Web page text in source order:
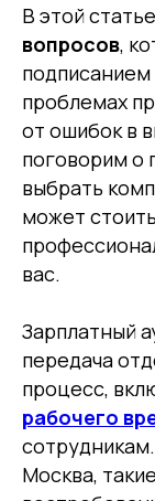
В этой
вопросов,
проблемах
от ошибок в
поговорим о
выбрать
может
вас.
Зарплатный
передача
процесс,
рабочего
Москва,